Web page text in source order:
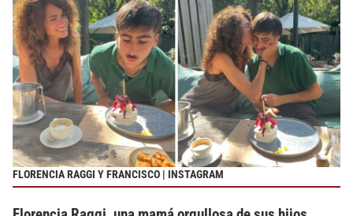
FLORENCIA RAGGI Y FRANCISCO | INSTAGRAM